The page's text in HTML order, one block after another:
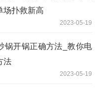
场扑救新高
2023-05-19
锅开锅正确方法_教你电
法
2023-05-19